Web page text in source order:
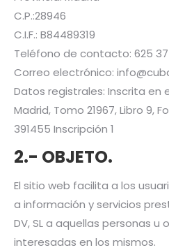
C.P.:28946
C.I.F.: B84489319
Teléfono de contacto: 625
Correo electrónico:
Datos registrales: Inscrita en
Madrid, Tomo 21967, Libro 9,
391455 Inscripción 1
2.- OBJETO.
El sitio web facilita a los
a información y servicios
DV, SL a aquellas personas u
interesadas en los mismos.